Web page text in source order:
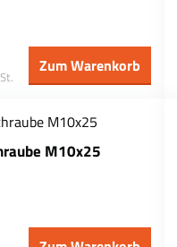
Zum Warenkorb
M10x25